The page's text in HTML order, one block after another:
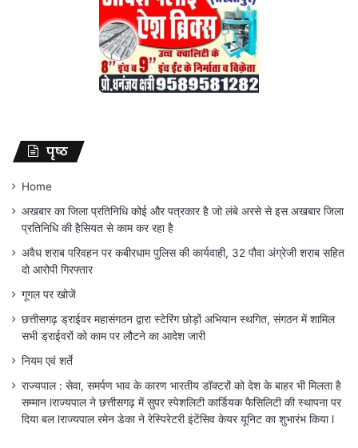
पृष्ठ
Home
अखबार का जिला प्रतिनिधि कोई और पत्रकार है जो लंबे अरसे से इस अखबार जिला
प्रतिनिधि की हैसियत से काम कर रहा है
अवैध शराब परिवहन पर कबीरधाम पुलिस की कार्यवाही, 32 पौवा अंग्रेजी शराब सहित
दो आरोपी गिरफ्तार
गूगल पर खोजें
छत्तीसगढ़ ड्राईवर महासंगठन द्वारा स्टेरिंग छोड़ों अभियान स्थगित, संगठन में शामिल
सभी ड्राईवरों को काम पर लौटने का आदेश जारी
नियम एवं शर्ते
राज्यपाल : सेवा, समर्पण भाव के कारण भारतीय डॉक्टरों को देश के बाहर भी मिलता है
सम्मान lराज्यपाल ने छत्तीसगढ़ में सुपर स्पेशलिटी कार्डियक फैसिलिटी की स्थापना पर
दिया बल lराज्यपाल रमेन डेका ने रेस्पिरेटरी इंटेंसिव केयर यूनिट का शुभारंभ किया l